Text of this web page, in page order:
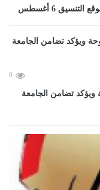
0
ويؤكد تضامن الجامعة